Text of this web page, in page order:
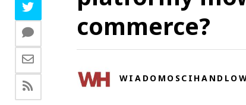
commerce?